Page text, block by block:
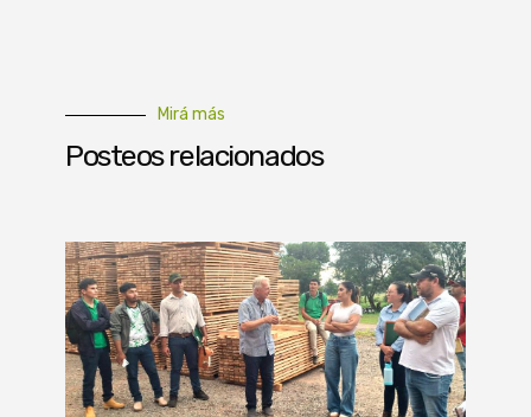
Mirá más
Posteos relacionados